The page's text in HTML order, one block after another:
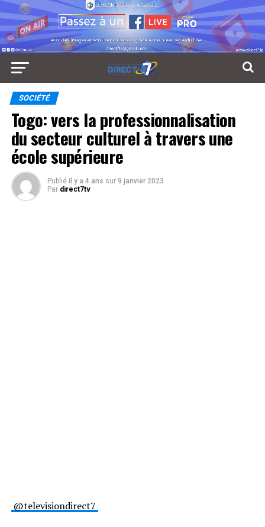
SOCIÉTÉ
Togo: vers la professionnalisation
du secteur culturel à travers une
école supérieure
Publié il y a 4 ans sur 9 janvier 2023
Par direct7tv
@televisiondirect7